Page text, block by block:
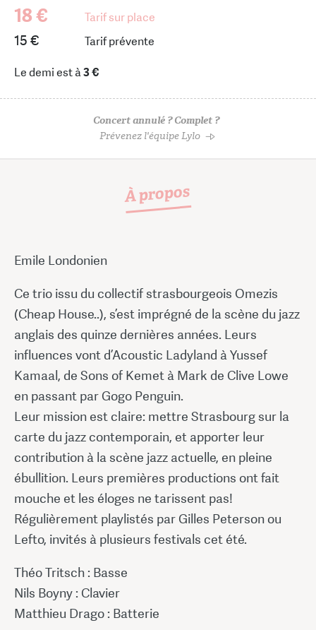
18 € Tarif sur place
15 € Tarif prévente
Le demi est à3 €
Concert annulé ? Complet ?
Prévenez l'équipe Lylo
À propos
Emile Londonien
Ce trio issu du collectif strasbourgeois Omezis
(Cheap House..), s’est imprégné de la scène du jazz
anglais des quinze dernières années. Leurs
influences vont d’Acoustic Ladyland à Yussef
Kamaal, de Sons of Kemet à Mark de Clive Lowe
en passant par Gogo Penguin.
Leur mission est claire: mettre Strasbourg sur la
carte du jazz contemporain, et apporter leur
contribution à la scène jazz actuelle, en pleine
ébullition. Leurs premières productions ont fait
mouche et les éloges ne tarissent pas!
Régulièrement playlistés par Gilles Peterson ou
Lefto, invités à plusieurs festivals cet été.
Théo Tritsch : Basse
Nils Boyny : Clavier
Matthieu Drago : Batterie